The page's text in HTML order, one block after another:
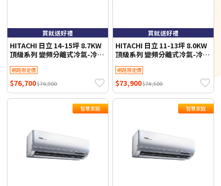
買就送好禮
HITACHI 日立 14-15坪 8.7KW
頂級系列 變頻分離式冷氣-冷專
基本安裝+舊機回收 不需跨區費
網路限定價
$76,700$76,900
買就送好禮
HITACHI 日立 11-13坪 8.0KW
頂級系列 變頻分離式冷氣-冷暖
基本安裝+舊機回收 不需跨區費
網路限定價
$73,900$74,500
智慧家庭 智慧家庭